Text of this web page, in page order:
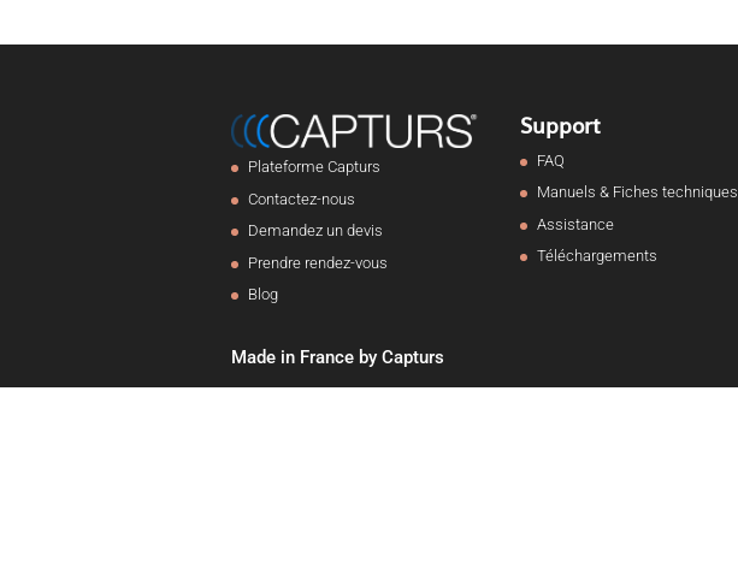
Plateforme Capturs
Contactez-nous
Demandez un devis
Prendre rendez-vous
Blog
Support
FAQ
Manuels & Fiches techniques
Assistance
Téléchargements
Made in France by Capturs